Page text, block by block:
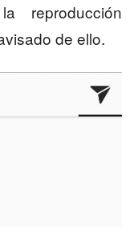
reproducción
de ello.